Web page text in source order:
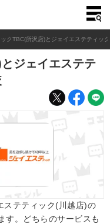
クTBC(所沢店)とジェイエステティッ
ジェイエステテ
ステティック(川越店)の
す。どちらのサービスも